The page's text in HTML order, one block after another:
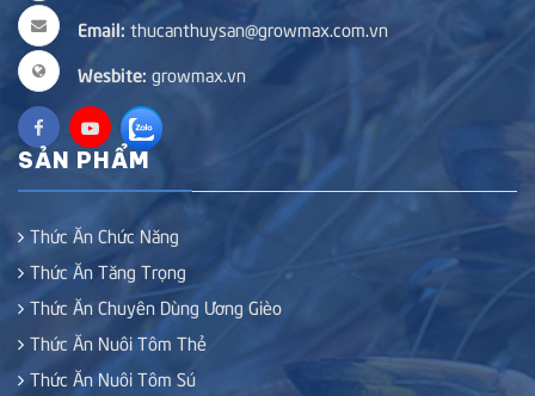
Email: thucanthuysan@growmax.com.vn
Wesbite: growmax.vn
SẢN PHẨM
Thức Ăn Chức Năng
Thức Ăn Tăng Trọng
Thức Ăn Chuyên Dùng Ương Gièo
Thức Ăn Nuôi Tôm Thẻ
Thức Ăn Nuôi Tôm Sú